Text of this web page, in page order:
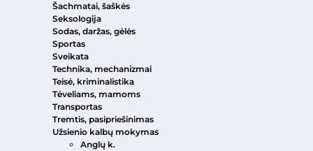
Šachmatai, šaškės
Seksologija
Sodas, daržas, gėlės
Sportas
Sveikata
Technika, mechanizmai
Teisė, kriminalistika
Tėveliams, mamoms
Transportas
Tremtis, pasipriešinimas
Užsienio kalbų mokymas
Anglų k.